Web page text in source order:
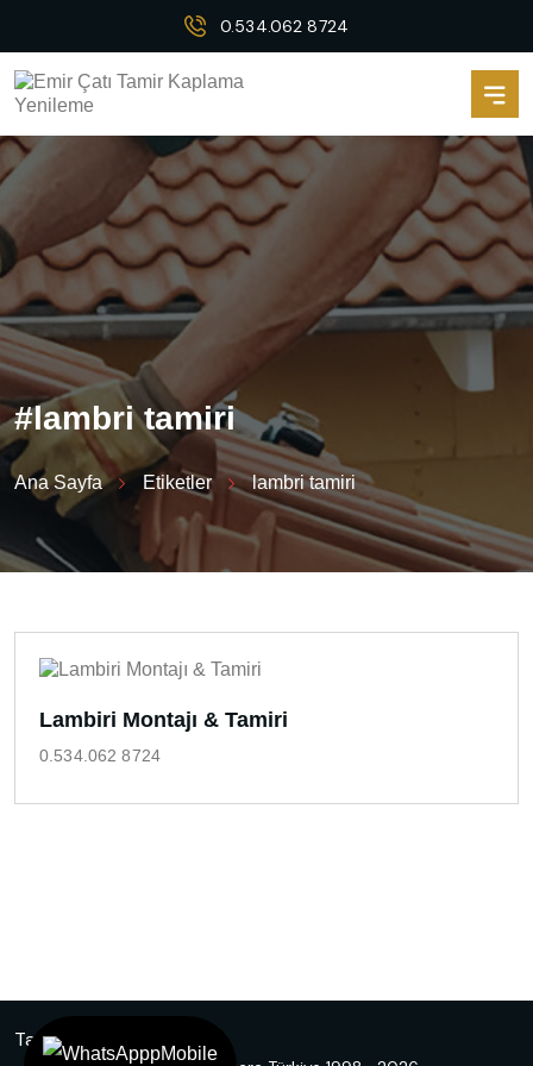
0.534.062 8724
#lambri tamiri
Ana Sayfa Etiketler lambri tamiri
Lambiri Montajı & Tamiri
0.534.062 8724
Tasarım